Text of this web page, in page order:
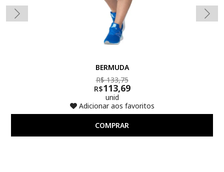
BERMUDA
R$ 133,75
R$113,69
unid
Adicionar aos favoritos
COMPRAR